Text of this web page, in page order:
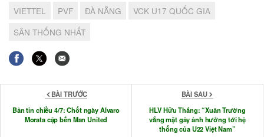
VIETTEL PVF ĐÀ NẴNG
VCK U17 QUỐC GIA
SÂN THỐNG NHẤT
BÀI TRƯỚC
Bản tin chiều 4/7: Chốt ngày Alvaro
Morata cập bến Man United
BÀI SAU
HLV Hữu Thắng: “Xuân Trường
vắng mặt gây ảnh hưởng tới hệ
thống của U22 Việt Nam”